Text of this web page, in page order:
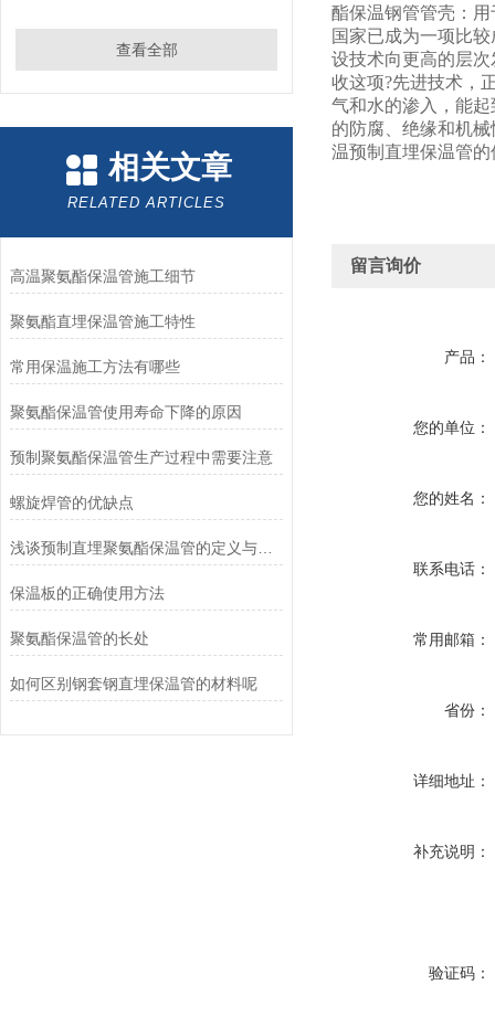
查看全部
相关文章
RELATED ARTICLES
高温聚氨酯保温管施工细节
聚氨酯直埋保温管施工特性
常用保温施工方法有哪些
聚氨酯保温管使用寿命下降的原因
预制聚氨酯保温管生产过程中需要注意
螺旋焊管的优缺点
浅谈预制直埋聚氨酯保温管的定义与发展
保温板的正确使用方法
聚氨酯保温管的长处
如何区别钢套钢直埋保温管的材料呢
酯保温钢管管壳：
国家已成为一项比
设技术向更高的层
收这项?先进技术，
气和水的渗入，能
的防腐、绝缘和机
温预制直埋保温管
留言询价
产品：
您的单位：
您的姓名：
联系电话：
常用邮箱：
省份：
详细地址：
补充说明：
验证码：